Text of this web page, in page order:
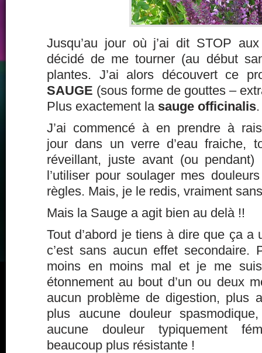
Jusqu’au jour où j’ai dit STOP
décidé de me tourner (au début
plantes. J’ai alors découvert ce
SAUGE (sous forme de gouttes –
Plus exactement la sauge officinalis.
J’ai commencé à en prendre à
jour dans un verre d’eau fraiche,
réveillant, juste avant (ou
l’utiliser pour soulager mes
règles. Mais, je le redis, vraiment
Mais la Sauge a agit bien au delà !!
Tout d’abord je tiens à dire que ça a
c’est sans aucun effet secondaire.
moins en moins mal et je me
étonnement au bout d’un ou deux
aucun problème de digestion, plus
plus aucune douleur
aucune douleur typiquement
beaucoup plus résistante !